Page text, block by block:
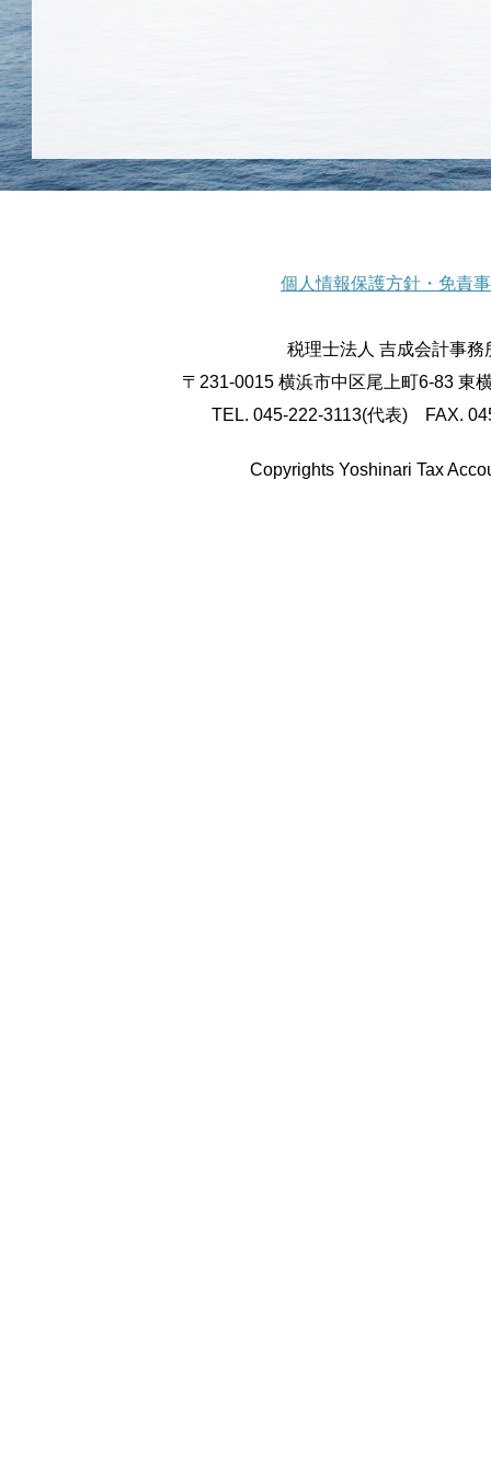
個人情報保護方針・免責
税理士法人 吉成会計事務
〒231-0015 横浜市中区尾上町6-83 東
TEL. 045-222-3113(代表) FAX.
Copyrights Yoshinari Tax